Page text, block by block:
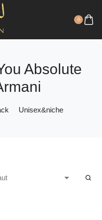
0
Absolute
Unisex&niche